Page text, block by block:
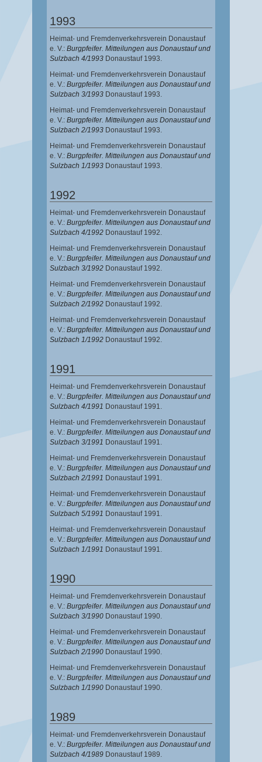
1993
Heimat- und Fremdenverkehrsverein Donaustauf
e. V.: Burgpfeifer. Mitteilungen aus Donaustauf und
Sulzbach 4/1993 Donaustauf 1993.
Heimat- und Fremdenverkehrsverein Donaustauf
e. V.: Burgpfeifer. Mitteilungen aus Donaustauf und
Sulzbach 3/1993 Donaustauf 1993.
Heimat- und Fremdenverkehrsverein Donaustauf
e. V.: Burgpfeifer. Mitteilungen aus Donaustauf und
Sulzbach 2/1993 Donaustauf 1993.
Heimat- und Fremdenverkehrsverein Donaustauf
e. V.: Burgpfeifer. Mitteilungen aus Donaustauf und
Sulzbach 1/1993 Donaustauf 1993.
1992
Heimat- und Fremdenverkehrsverein Donaustauf
e. V.: Burgpfeifer. Mitteilungen aus Donaustauf und
Sulzbach 4/1992 Donaustauf 1992.
Heimat- und Fremdenverkehrsverein Donaustauf
e. V.: Burgpfeifer. Mitteilungen aus Donaustauf und
Sulzbach 3/1992 Donaustauf 1992.
Heimat- und Fremdenverkehrsverein Donaustauf
e. V.: Burgpfeifer. Mitteilungen aus Donaustauf und
Sulzbach 2/1992 Donaustauf 1992.
Heimat- und Fremdenverkehrsverein Donaustauf
e. V.: Burgpfeifer. Mitteilungen aus Donaustauf und
Sulzbach 1/1992 Donaustauf 1992.
1991
Heimat- und Fremdenverkehrsverein Donaustauf
e. V.: Burgpfeifer. Mitteilungen aus Donaustauf und
Sulzbach 4/1991 Donaustauf 1991.
Heimat- und Fremdenverkehrsverein Donaustauf
e. V.: Burgpfeifer. Mitteilungen aus Donaustauf und
Sulzbach 3/1991 Donaustauf 1991.
Heimat- und Fremdenverkehrsverein Donaustauf
e. V.: Burgpfeifer. Mitteilungen aus Donaustauf und
Sulzbach 2/1991 Donaustauf 1991.
Heimat- und Fremdenverkehrsverein Donaustauf
e. V.: Burgpfeifer. Mitteilungen aus Donaustauf und
Sulzbach 5/1991 Donaustauf 1991.
Heimat- und Fremdenverkehrsverein Donaustauf
e. V.: Burgpfeifer. Mitteilungen aus Donaustauf und
Sulzbach 1/1991 Donaustauf 1991.
1990
Heimat- und Fremdenverkehrsverein Donaustauf
e. V.: Burgpfeifer. Mitteilungen aus Donaustauf und
Sulzbach 3/1990 Donaustauf 1990.
Heimat- und Fremdenverkehrsverein Donaustauf
e. V.: Burgpfeifer. Mitteilungen aus Donaustauf und
Sulzbach 2/1990 Donaustauf 1990.
Heimat- und Fremdenverkehrsverein Donaustauf
e. V.: Burgpfeifer. Mitteilungen aus Donaustauf und
Sulzbach 1/1990 Donaustauf 1990.
1989
Heimat- und Fremdenverkehrsverein Donaustauf
e. V.: Burgpfeifer. Mitteilungen aus Donaustauf und
Sulzbach 4/1989 Donaustauf 1989.